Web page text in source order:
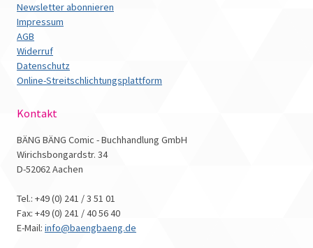
Newsletter abonnieren
Impressum
AGB
Widerruf
Datenschutz
Online-Streitschlichtungsplattform
Kontakt
BÄNG BÄNG Comic - Buchhandlung GmbH
Wirichsbongardstr. 34
D-52062 Aachen
Tel.: +49 (0) 241 / 3 51 01
Fax: +49 (0) 241 / 40 56 40
E-Mail: info@baengbaeng.de